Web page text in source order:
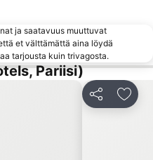
Dame
du Sacré-Coeur
Orly Airport
Châtelet Metro Station
ja saatavuus muuttuvat
et välttämättä aina löydä
tarjousta kuin trivagosta.
Pariisi)
Jaa